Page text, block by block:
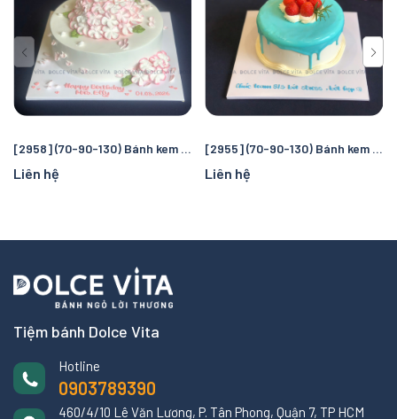
[2958] (70-90-130) Bánh kem hoa cẩm tú cầu màu hồng - ngọt ngào và thanh lịch
Liên hệ
[2955] (70-90-130) Bánh kem tone xanh dương phong cách Hàn Quốc
Liên hệ
Tiệm bánh Dolce Vita
Hotline
0903789390
460/4/10 Lê Văn Lương, P. Tân Phong, Quận 7, TP HCM